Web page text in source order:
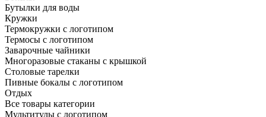
Бутылки для воды
Кружки
Термокружки с логотипом
Термосы с логотипом
Заварочные чайники
Многоразовые стаканы с крышкой
Столовые тарелки
Пивные бокалы с логотипом
Отдых
Все товары категории
Мультитулы с логотипом